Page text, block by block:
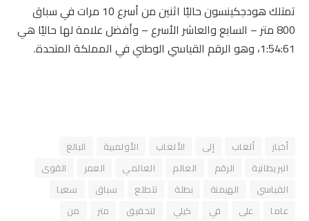
تمتلك هودجكينسون حاليًا اثنين من أسرع 10 مرات في سباق
800 متر – السابع والعاشر الأسرع – وأفضل علامة لها حاليًا هي
1:54:61، وهو الرقم القياسي الوطني في المملكة المتحدة.
أخبار ألعاب إلى الألعاب الأولمبية
البالغ
البريطانية
الرقم العالم العالمي العمر
القوى
القياسي
الهيمنة بطلة تتطلع سباق
سعيا
عاما
على في كيلي لتحقيق متر
من